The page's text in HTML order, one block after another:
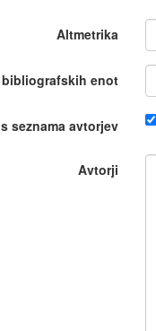
Altmetrika
enot
seznama avtorjev
Avtorji